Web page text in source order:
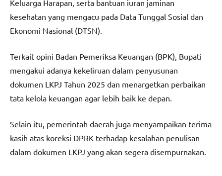
Keluarga Harapan, serta bantuan iuran jaminan
kesehatan yang mengacu pada Data Tunggal Sosial dan
Ekonomi Nasional (DTSN).
Terkait opini Badan Pemeriksa Keuangan (BPK), Bupati
mengakui adanya kekeliruan dalam penyusunan
dokumen LKPJ Tahun 2025 dan menargetkan perbaikan
tata kelola keuangan agar lebih baik ke depan.
Selain itu, pemerintah daerah juga menyampaikan terima
kasih atas koreksi DPRK terhadap kesalahan penulisan
dalam dokumen LKPJ yang akan segera disempurnakan.